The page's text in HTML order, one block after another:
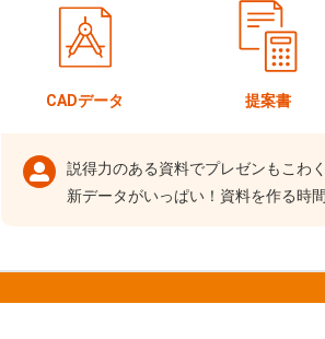
CADデータ 提案書
説得力のある資料でプレゼンもこわ
新データがいっぱい！資料を作る時